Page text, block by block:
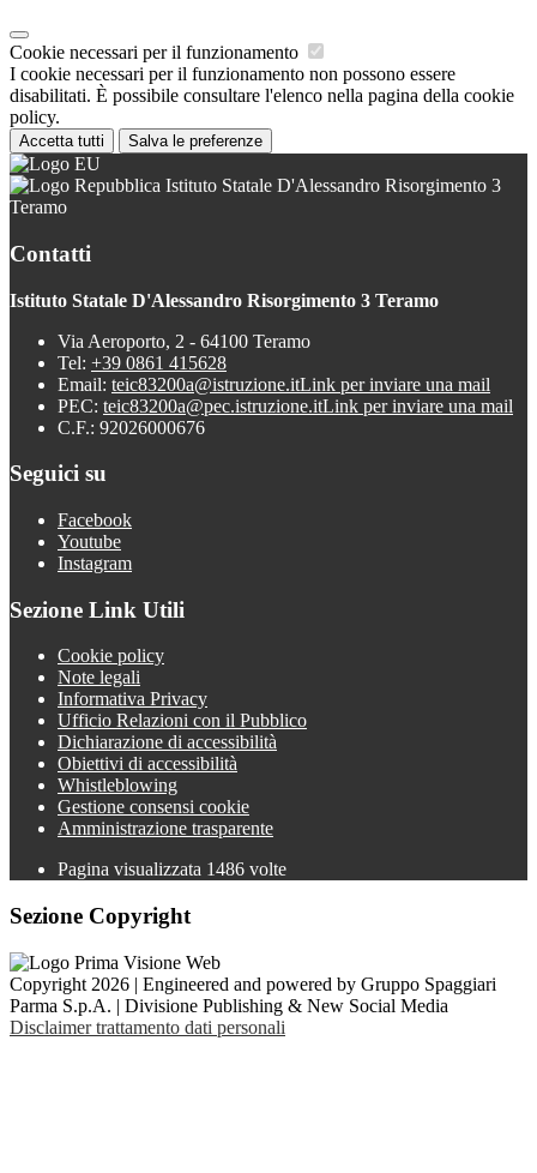
Cookie necessari per il funzionamento
I cookie necessari per il funzionamento non possono essere
disabilitati. È possibile consultare l'elenco nella pagina della cookie
policy.
Accetta tutti Salva le preferenze
Istituto Statale D'Alessandro Risorgimento 3
Teramo
Contatti
Istituto Statale D'Alessandro Risorgimento 3 Teramo
Via Aeroporto, 2 - 64100 Teramo
Tel: +39 0861 415628
Email: teic83200a@istruzione.itLink per inviare una mail
PEC: teic83200a@pec.istruzione.itLink per inviare una mail
C.F.: 92026000676
Seguici su
Facebook
Youtube
Instagram
Sezione Link Utili
Cookie policy
Note legali
Informativa Privacy
Ufficio Relazioni con il Pubblico
Dichiarazione di accessibilità
Obiettivi di accessibilità
Whistleblowing
Gestione consensi cookie
Amministrazione trasparente
Pagina visualizzata 1486 volte
Sezione Copyright
Copyright 2026 | Engineered and powered by Gruppo Spaggiari
Parma S.p.A. | Divisione Publishing & New Social Media
Disclaimer trattamento dati personali